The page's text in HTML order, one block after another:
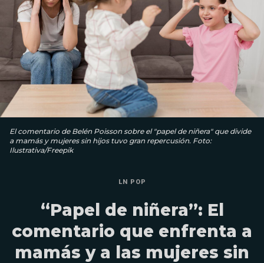
El comentario de Belén Poisson sobre el "papel de niñera" que divide
a mamás y mujeres sin hijos tuvo gran repercusión. Foto:
Ilustrativa/Freepik
LN POP
“Papel de niñera”: El
comentario que enfrenta a
mamás y a las mujeres sin